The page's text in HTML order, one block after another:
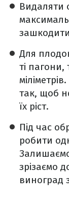
Видаляти
Для
ті
так, щоб
їх ріст.
Під час
робити
зрізаємо
виноград